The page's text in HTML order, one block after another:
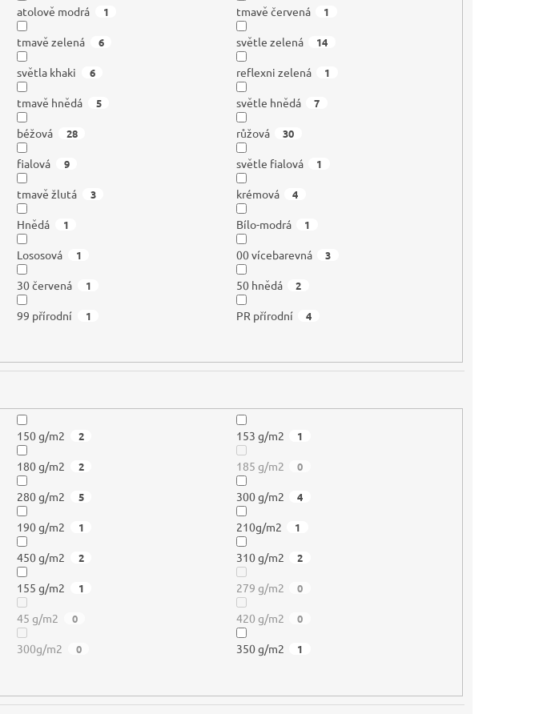
atolově modrá 1 tmavě červená 1
tmavě zelená 6 světle zelená 14
světla khaki 6 reflexni zelená 1
tmavě hnědá 5 světle hnědá 7
béžová 28 růžová 30
fialová 9 světle fialová 1
tmavě žlutá 3 krémová 4
Hnědá 1 Bílo-modrá 1
Lososová 1 00 vícebarevná 3
30 červená 1 50 hnědá 2
99 přírodní 1 PR přírodní 4
150 g/m2 2 153 g/m2 1
180 g/m2 2 185 g/m2 0
280 g/m2 5 300 g/m2 4
190 g/m2 1 210g/m2 1
450 g/m2 2 310 g/m2 2
155 g/m2 1 279 g/m2 0
45 g/m2 0 420 g/m2 0
300g/m2 0 350 g/m2 1